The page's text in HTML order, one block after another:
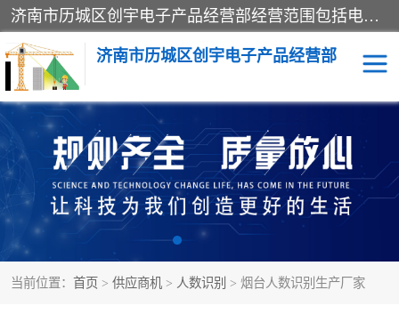
济南市历城区创宇电子产品经营部经营范围包括电子产品、起重机械配件、电气设备、仪器仪表、配电箱、监控设备的批发、零售；配电箱、仪器仪表（不含计量器）、工业自动化设备（不含特种设备、电力设备）的安装、维修。（依法须经批准的项目，经相关部门批准后方可开展经营活动）。
济南市历城区创宇电子产品经营部
当前位置： 首页 > 供应商机 > 人数识别 > 烟台人数识别生产厂家
标养式监测 吊钩可视化
钢丝绳监控 高支模
升降机 施工临电箱监测系统